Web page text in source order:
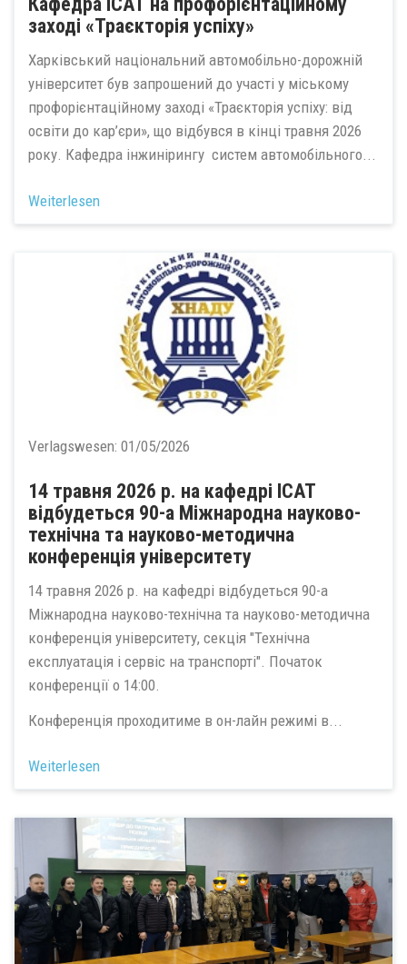
заході «Траєкторія успіху»
Харківський національний автомобільно-дорожній
університет був запрошений до участі у міському
профорієнтаційному заході «Траєкторія успіху: від
освіти до кар’єри», що відбувся в кінці травня 2026
року. Кафедра інжинірингу систем автомобільного...
Weiterlesen
Verlagswesen: 01/05/2026
14 травня 2026 р. на кафедрі ІСАТ
відбудеться 90-а Міжнародна науково-
технічна та науково-методична
конференція університету
14 травня 2026 р. на кафедрі відбудеться 90-а
Міжнародна науково-технічна та науково-методична
конференція університету, секція "Технічна
експлуатація і сервіс на транспорті". Початок
конференції о 14:00.
Конференція проходитиме в он-лайн режимі в...
Weiterlesen